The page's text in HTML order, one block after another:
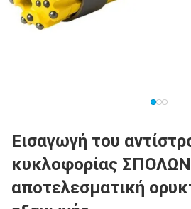
Εισαγωγή του
κυκλοφορίας ΣΠΟΛΩΝ
αποτελεσματική